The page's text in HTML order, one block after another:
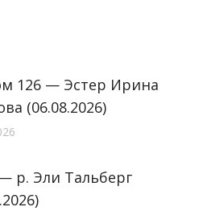
126 — Эстер Ирина
(06.08.2026)
р. Эли Тальберг